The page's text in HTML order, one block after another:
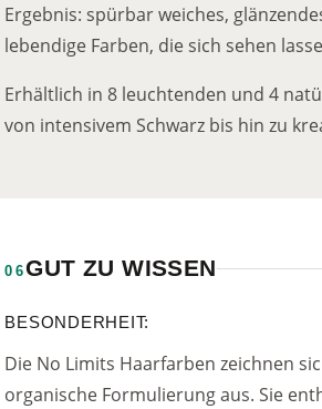
Ergebnis: spürbar weiches,
lebendige Farben, die sich sehen
Erhältlich in 8 leuchtenden und 4
von intensivem Schwarz bis hin zu
06GUT ZU WISSEN
BESONDERHEIT:
Die No Limits Haarfarben zeichnen
organische Formulierung aus. Sie